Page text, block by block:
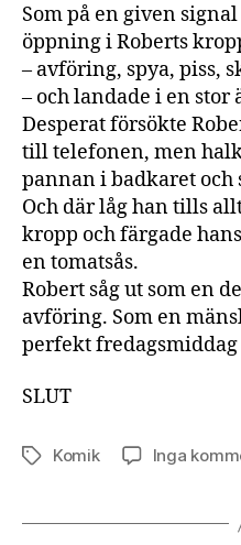
Som på en given
öppning i Roberts
– avföring, spya, piss,
– och landade i en stor
Desperat försökte
till telefonen, men
pannan i badkaret och
Och där låg han tills
kropp och färgade
en tomatsås.
Robert såg ut som en
avföring. Som en
perfekt
SLUT
Etiketter
Komik Inga